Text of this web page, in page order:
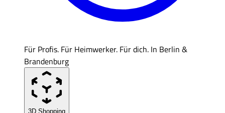
Für Profis. Für Heimwerker. Für dich. In Berlin &
Brandenburg
3D Shopping